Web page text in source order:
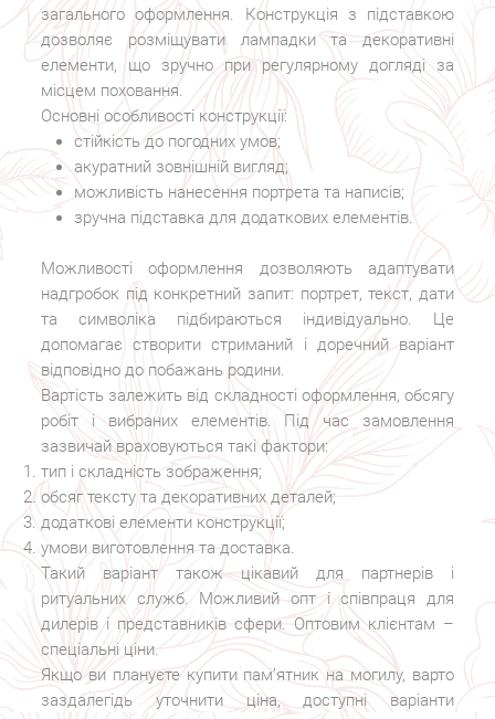
загального оформлення. Конструкція з підставкою
дозволяє розміщувати лампадки та декоративні
елементи, що зручно при регулярному догляді за
місцем поховання.
Основні особливості конструкції:
стійкість до погодних умов;
акуратний зовнішній вигляд;
можливість нанесення портрета та написів;
зручна підставка для додаткових елементів.
Можливості оформлення дозволяють адаптувати
надгробок під конкретний запит: портрет, текст, дати
та символіка підбираються індивідуально. Це
допомагає створити стриманий і доречний варіант
відповідно до побажань родини.
Вартість залежить від складності оформлення, обсягу
робіт і вибраних елементів. Під час замовлення
зазвичай враховуються такі фактори:
тип і складність зображення;
обсяг тексту та декоративних деталей;
додаткові елементи конструкції;
умови виготовлення та доставка.
Такий варіант також цікавий для партнерів і
ритуальних служб. Можливий опт і співпраця для
дилерів і представників сфери. Оптовим клієнтам –
спеціальні ціни.
Якщо ви плануєте купити пам’ятник на могилу, варто
заздалегідь уточнити ціна, доступні варіанти